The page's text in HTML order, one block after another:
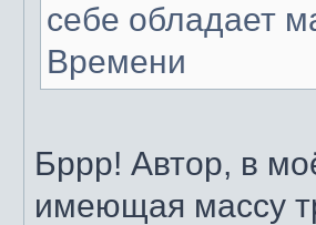
себе обладает
Времени
Бррр! Автор, в
имеющая массу